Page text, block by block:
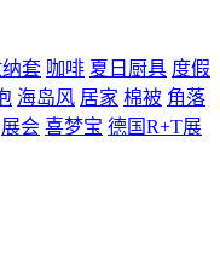
套 咖啡 夏日厨具 度假
海岛风 居家 棉被 角落
展会 喜梦宝 德国R+T展